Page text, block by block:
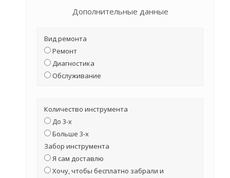
Дополнительные данные
Вид ремонта
Ремонт
Диагностика
Обслуживание
Количество инструмента
До 3-х
Больше 3-х
Забор инструмента
Я сам доставлю
Хочу, чтобы бесплатно забрали и